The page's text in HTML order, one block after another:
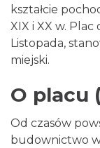
kształcie
XIX i XX w. Plac
Listopada,
miejski.
O placu
Od czasów
budownictwo